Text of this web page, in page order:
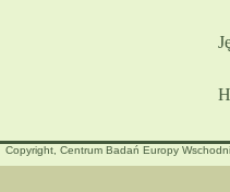
Copyright, Centrum Badań Europy